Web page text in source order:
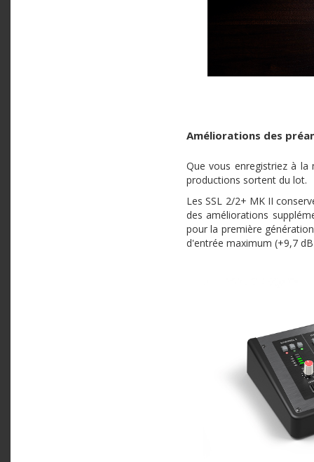
Améliorations des
Que vous enregistriez à
productions sortent du lot.
Les SSL 2/2+ MK II
des améliorations
pour la première
d'entrée maximum (+9,7